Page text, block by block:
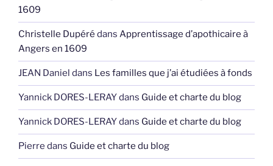
1609
Christelle Dupéré dans Apprentissage d’apothicaire à
Angers en 1609
JEAN Daniel dans Les familles que j’ai étudiées à fonds
Yannick DORES-LERAYdans Guide et charte du blog
Yannick DORES-LERAYdans Guide et charte du blog
Pierre dans Guide et charte du blog